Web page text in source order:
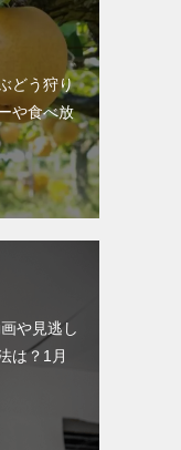
どう狩り
や食べ放
や見逃し
は？1月